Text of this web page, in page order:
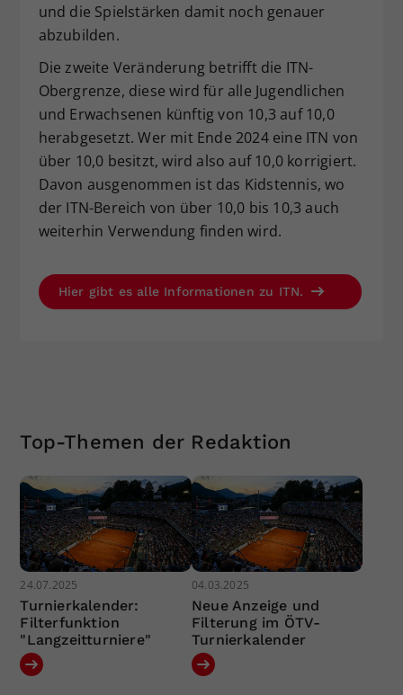
und die Spielstärken damit noch genauer
abzubilden.
Die zweite Veränderung betrifft die ITN-
Obergrenze, diese wird für alle Jugendlichen
und Erwachsenen künftig von 10,3 auf 10,0
herabgesetzt. Wer mit Ende 2024 eine ITN von
über 10,0 besitzt, wird also auf 10,0 korrigiert.
Davon ausgenommen ist das Kidstennis, wo
der ITN-Bereich von über 10,0 bis 10,3 auch
weiterhin Verwendung finden wird.
Hier gibt es alle Informationen zu ITN.
Top-Themen der Redaktion
24.07.2025
Turnierkalender:
Filterfunktion
"Langzeitturniere"
04.03.2025
Neue Anzeige und
Filterung im ÖTV-
Turnierkalender